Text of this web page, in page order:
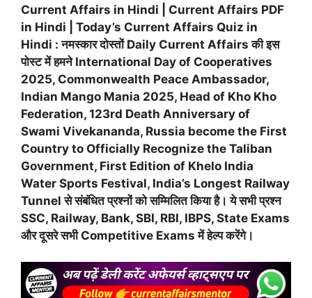
Current Affairs in Hindi | Current Affairs PDF
in Hindi | Today’s Current Affairs Quiz in
Hindi : नमस्कार दोस्तों Daily Current Affairs की इस
पोस्ट में हमने International Day of Cooperatives
2025, Commonwealth Peace Ambassador,
Indian Mango Mania 2025, Head of Kho Kho
Federation, 123rd Death Anniversary of
Swami Vivekananda, Russia become the First
Country to Officially Recognize the Taliban
Government, First Edition of Khelo India
Water Sports Festival, India’s Longest Railway
Tunnel से संबंधित प्रश्नों को सम्मिलित किया है। ये सभी प्रश्न
SSC, Railway, Bank, SBI, RBI, IBPS, State Exams
और दूसरे सभी Competitive Exams में हेल्प करेंगे।